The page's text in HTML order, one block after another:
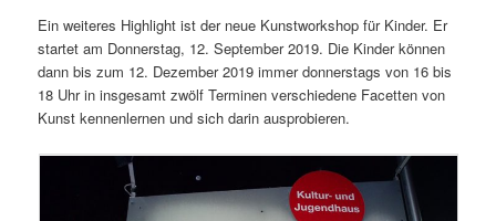
Ein weiteres Highlight ist der neue Kunstworkshop für Kinder. Er
startet am Donnerstag, 12. September 2019. Die Kinder können
dann bis zum 12. Dezember 2019 immer donnerstags von 16 bis
18 Uhr in insgesamt zwölf Terminen verschiedene Facetten von
Kunst kennenlernen und sich darin ausprobieren.